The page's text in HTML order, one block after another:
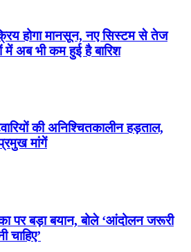
होगा मानसून, नए सिस्टम से तेज
अब भी कम हुई है बारिश
की अनिश्चितकालीन हड़ताल,
मांगें
पर बड़ा बयान, बोले ‘आंदोलन जरूरी
चाहिए’